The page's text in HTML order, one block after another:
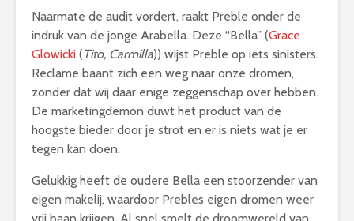
Naarmate de audit vordert, raakt Preble onder de
indruk van de jonge Arabella. Deze “Bella” (Grace
Glowicki (Tito, Carmilla)) wijst Preble op iets sinisters.
Reclame baant zich een weg naar onze dromen,
zonder dat wij daar enige zeggenschap over hebben.
De marketingdemon duwt het product van de
hoogste bieder door je strot en er is niets wat je er
tegen kan doen.
Gelukkig heeft de oudere Bella een stoorzender van
eigen makelij, waardoor Prebles eigen dromen weer
vrij baan krijgen. Al snel smelt de droomwereld van